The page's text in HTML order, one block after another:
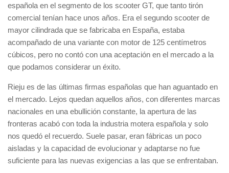
española en el segmento de los scooter GT, que tanto tirón
comercial tenían hace unos años. Era el segundo scooter de
mayor cilindrada que se fabricaba en España, estaba
acompañado de una variante con motor de 125 centímetros
cúbicos, pero no contó con una aceptación en el mercado a la
que podamos considerar un éxito.
Rieju es de las últimas firmas españolas que han aguantado en
el mercado. Lejos quedan aquellos años, con diferentes marcas
nacionales en una ebullición constante, la apertura de las
fronteras acabó con toda la industria motera española y solo
nos quedó el recuerdo. Suele pasar, eran fábricas un poco
aisladas y la capacidad de evolucionar y adaptarse no fue
suficiente para las nuevas exigencias a las que se enfrentaban.